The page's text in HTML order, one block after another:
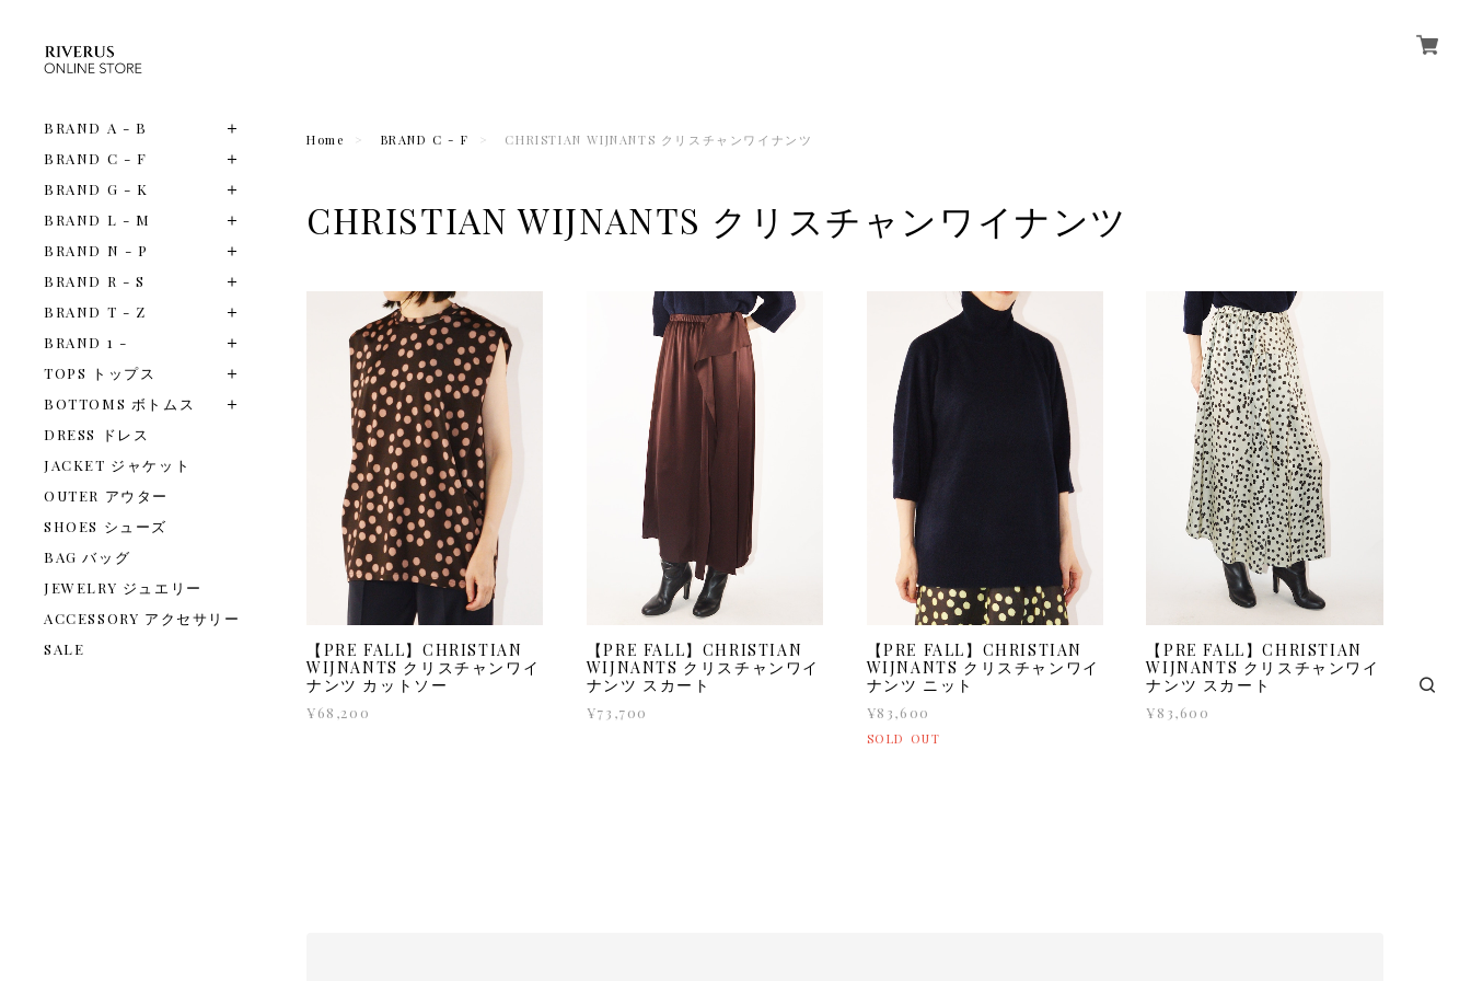
BRAND A - B
BRAND C - F
BRAND G - K
BRAND L - M
BRAND N - P
BRAND R - S
BRAND T - Z
BRAND 1 -
TOPS トップス
BOTTOMS ボトムス
DRESS ドレス
JACKET ジャケット
OUTER アウター
SHOES シューズ
BAG バッグ
JEWELRY ジュエリー
ACCESSORY アクセサリー
SALE
Home BRAND C - F CHRISTIAN WIJNANTS クリスチャンワイナンツ
CHRISTIAN WIJNANTS クリスチャンワイナンツ
【PRE FALL】CHRISTIAN
WIJNANTS クリスチャンワイ
ナンツ カットソー
¥68,200
【PRE FALL】CHRISTIAN
WIJNANTS クリスチャンワイ
ナンツ スカート
¥73,700
【PRE FALL】CHRISTIAN
WIJNANTS クリスチャンワイ
ナンツ ニット
¥83,600
SOLD OUT
【PRE FALL】CHRISTIAN
WIJNANTS クリスチャンワイ
ナンツ スカート
¥83,600